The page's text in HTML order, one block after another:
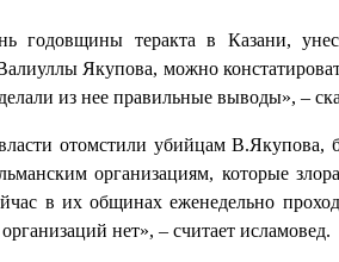
годовщины теракта в Казани,
Якупова, можно
из нее правильные выводы», –
отомстили убийцам В.Якупова,
организациям, которые
в их общинах еженедельно
нет», – считает исламовед.